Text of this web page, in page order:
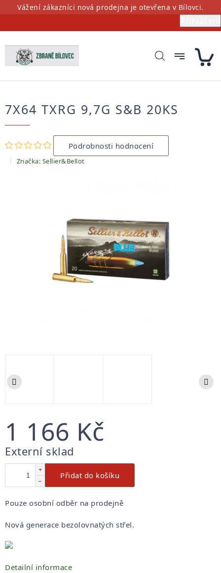
PřejítVážení zákazníci nová prodejna je otevřena v Bílovci.
7X64 TXRG 9,7G S&B 20KS
Průměrné
hodnocení
produktu
je
Podrobnosti hodnocení
Značka: Sellier&Bellot
1 166 Kč
Měrná
Externí sklad
+
−
Přidat do košíku
Pouze osobní odběr na prodejně
Nová generace bezolovnatých střel.
Detailní informace